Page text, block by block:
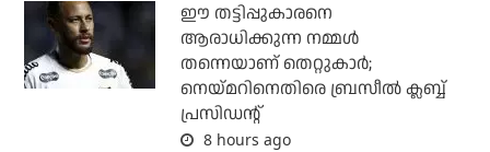
ഈ തട്ടിപ്പുകാരനെ
ആരാധിക്കുന്ന നമ്മള്‍
തന്നെയാണ് തെറ്റുകാര്‍;
നെയ്മറിനെതിരെ ബ്രസീല്‍ ക്ലബ്ബ്
പ്രസിഡന്റ്
8 hours ago